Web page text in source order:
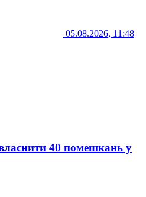
05.08.2026, 11:48
40 помешкань у